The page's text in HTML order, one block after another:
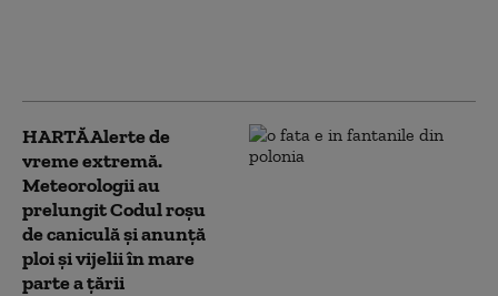
HARTĂ Alerte de
vreme extremă.
Meteorologii au
prelungit Codul roșu
de caniculă și anunță
ploi și vijelii în mare
parte a țării